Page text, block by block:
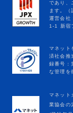
マネット
業協会の